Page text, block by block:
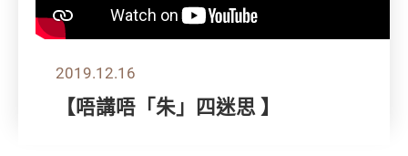
2019.12.16
【唔講唔「朱」四迷思 】